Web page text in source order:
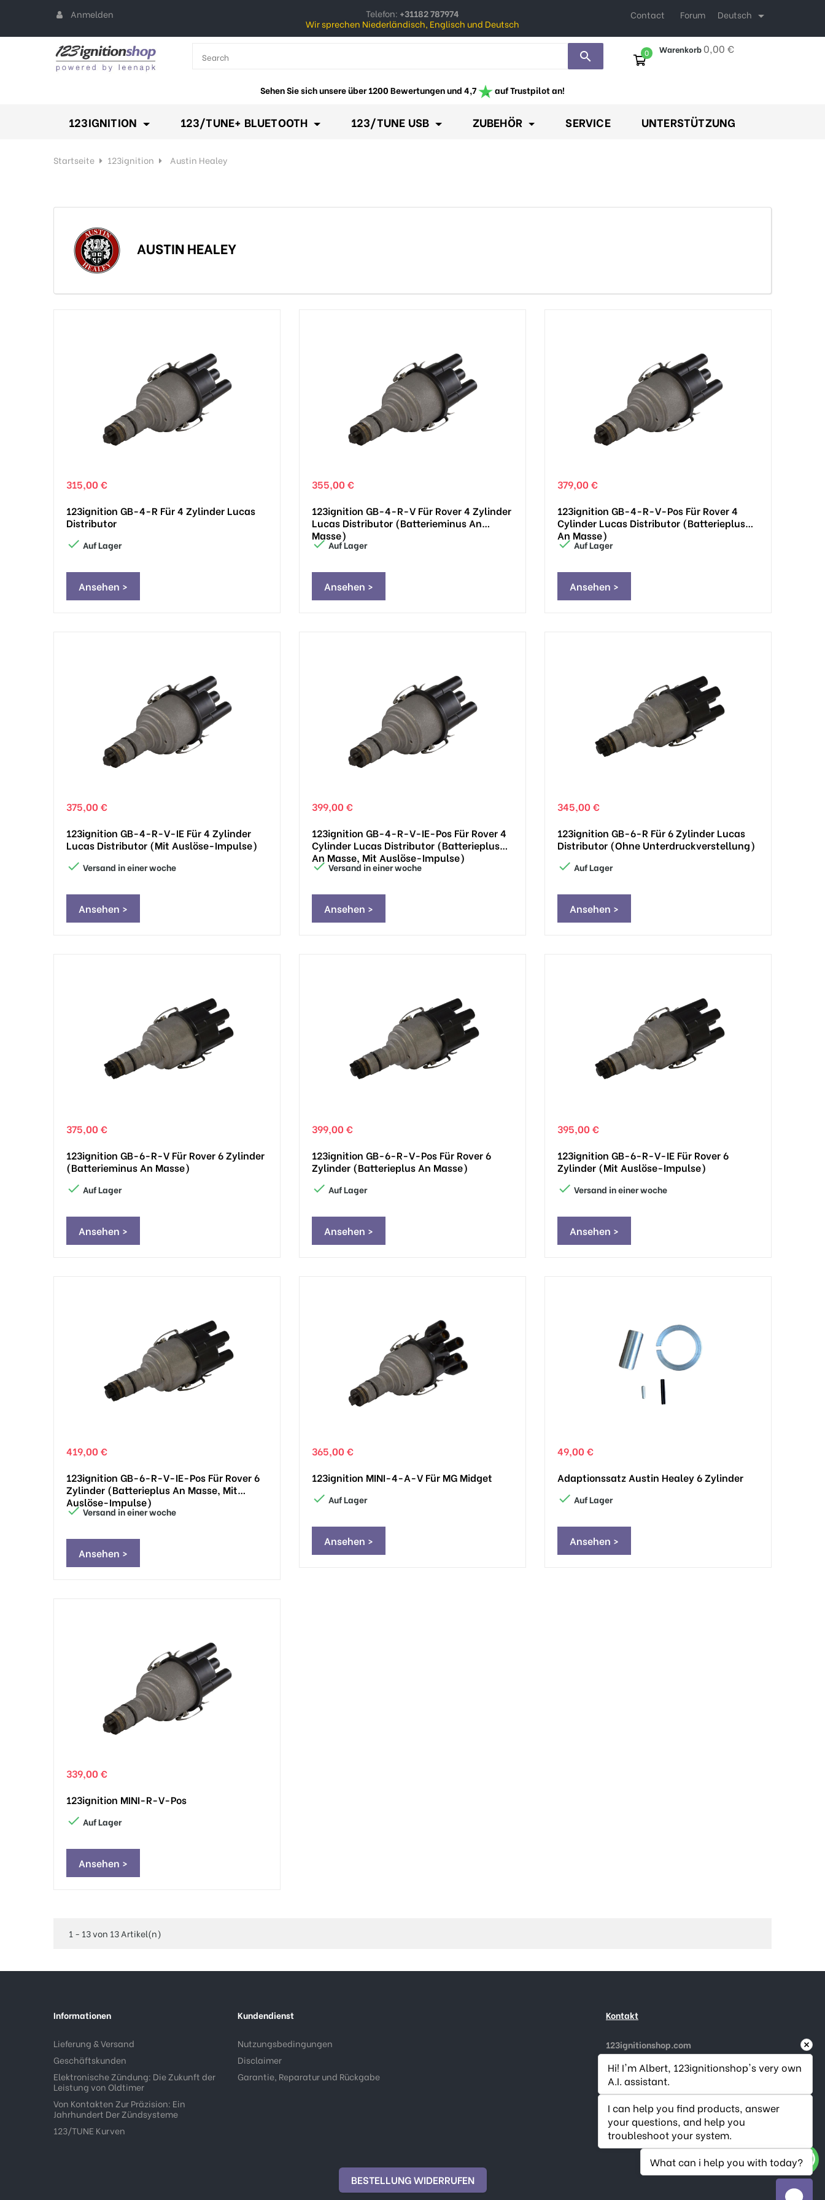
Anmelden Telefon: +31182 787974
Wir sprechen Niederländisch, Englisch und Deutsch
Deutsch 
Contact Forum
All Categories search Warenkorb0,00 €
0
Sehen Sie sich unsere über 1200 Bewertungen und 4,7 auf Trustpilot an!
123IGNITION 123/TUNE+ BLUETOOTH 123/TUNE USB ZUBEHÖR SERVICE UNTERSTÜTZUNG
Startseite 123ignition Austin Healey
AUSTIN HEALEY
315,00 €
123ignition GB-4-R Für 4 Zylinder Lucas
Distributor
 Auf Lager
Ansehen >
355,00 €
123ignition GB-4-R-V Für Rover 4 Zylinder
Lucas Distributor (Batterieminus An
Masse)
 Auf Lager
Ansehen >
379,00 €
123ignition GB-4-R-V-Pos Für Rover 4
Cylinder Lucas Distributor (Batterieplus
An Masse)
 Auf Lager
Ansehen >
375,00 €
123ignition GB-4-R-V-IE Für 4 Zylinder
Lucas Distributor (mit Auslöse-Impulse)
 Versand in einer woche
Ansehen >
399,00 €
123ignition GB-4-R-V-IE-Pos Für Rover 4
Cylinder Lucas Distributor (Batterieplus
An Masse, Mit Auslöse-Impulse)
 Versand in einer woche
Ansehen >
345,00 €
123ignition GB-6-R Für 6 Zylinder Lucas
Distributor (ohne Unterdruckverstellung)
 Auf Lager
Ansehen >
375,00 €
123ignition GB-6-R-V Für Rover 6 Zylinder
(Batterieminus An Masse)
 Auf Lager
Ansehen >
399,00 €
123ignition GB-6-R-V-Pos Für Rover 6
Zylinder (Batterieplus An Masse)
 Auf Lager
Ansehen >
395,00 €
123ignition GB-6-R-V-IE Für Rover 6
Zylinder (mit Auslöse-Impulse)
 Versand in einer woche
Ansehen >
419,00 €
123ignition GB-6-R-V-IE-Pos Für Rover 6
Zylinder (Batterieplus An Masse, Mit
Auslöse-Impulse)
Versand in einer woche
Ansehen >
365,00 €
123ignition MINI-4-A-V Für MG Midget
 Auf Lager
Ansehen >
49,00 €
Adaptionssatz Austin Healey 6 Zylinder
 Auf Lager
Ansehen >
339,00 €
123ignition MINI-R-V-Pos
 Auf Lager
Ansehen >
1 - 13 von 13 Artikel(n)
Informationen
Lieferung & Versand
Geschäftskunden
Elektronische Zündung: Die Zukunft der
Leistung von Oldtimer
Von Kontakten Zur Präzision: Ein
Jahrhundert Der Zündsysteme
123/TUNE Kurven
Kundendienst
Nutzungsbedingungen
Disclaimer
Garantie, Reparatur und Rückgabe
Kontakt
123ignitionshop.com
Gouderaksedijk 1
2808 NA Gouda, Niederlande
Rufen Sie uns an:
E-Mailinfo@123ignitionshop.com
BESTELLUNG WIDERRUFEN
Hi! I'm Albert, 123ignitionshop's very own
A.I. assistant.
I can help you find products, answer
your questions, and help you
troubleshoot your system.
What can i help you with today?